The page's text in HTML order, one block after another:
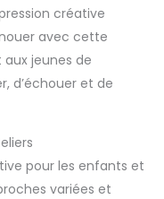
créative
avec cette
jeunes de
d’échouer et de
pour les enfants et
variées et